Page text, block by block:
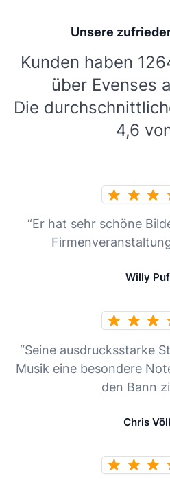
Unsere
Kunden haben
über Evenses
Die
4,6
“Er hat sehr schöne
Willy
“Seine ausdrucksstarke
Musik eine besondere
den Bann
Chris